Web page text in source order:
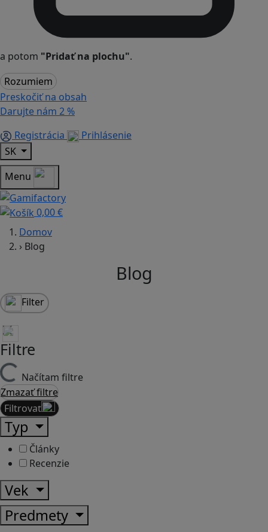
a potom "Pridať na plochu".
Rozumiem
Preskočiť na obsah
Darujte nám 2 %
Registrácia
Prihlásenie
SK
Menu
0,00 €
Domov
› Blog
Blog
Filter
Filtre
Načítam filtre
Zmazať filtre
Filtrovať
Typ
Články
Recenzie
Vek
Predmety